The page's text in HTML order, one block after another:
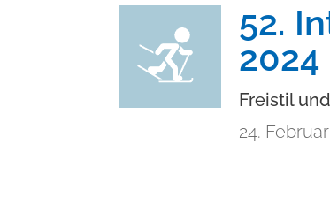
52.
Freistil
24.